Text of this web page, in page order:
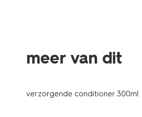
meer van dit
verzorgende conditioner 300ml